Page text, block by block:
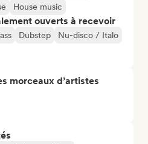
House music
ouverts à recevoir
Dubstep
Nu-disco / Italo
morceaux d’artistes